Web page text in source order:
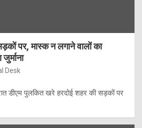
पर, मास्क न लगाने वालों का
Desk
डीएम पुलकित खरे हरदोई शहर की सड़कों पर